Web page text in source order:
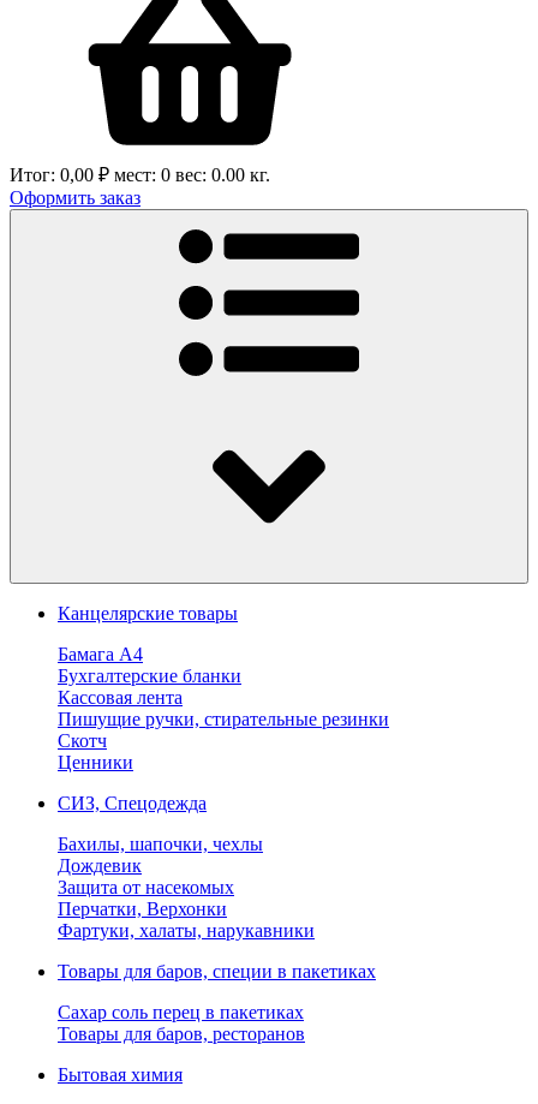
Итог: 0,00 ₽ мест: 0 вес: 0.00 кг.
Оформить заказ
Канцелярские товары
Бамага А4
Бухгалтерские бланки
Кассовая лента
Пишущие ручки, стирательные резинки
Скотч
Ценники
СИЗ, Спецодежда
Бахилы, шапочки, чехлы
Дождевик
Защита от насекомых
Перчатки, Верхонки
Фартуки, халаты, нарукавники
Товары для баров, специи в пакетиках
Сахар соль перец в пакетиках
Товары для баров, ресторанов
Бытовая химия